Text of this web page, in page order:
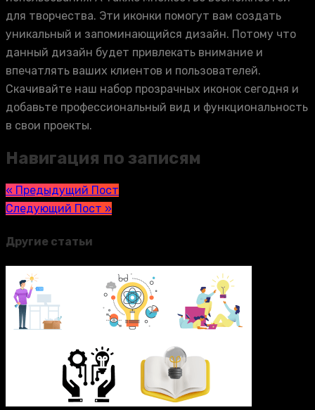
для творчества. Эти иконки помогут вам создать
уникальный и запоминающийся дизайн. Потому что
данный дизайн будет привлекать внимание и
впечатлять ваших клиентов и пользователей.
Скачивайте наш набор прозрачных иконок сегодня и
добавьте профессиональный вид и функциональность
в свои проекты.
Навигация по записям
« Предыдущий Пост
Следующий Пост »
Другие статьи